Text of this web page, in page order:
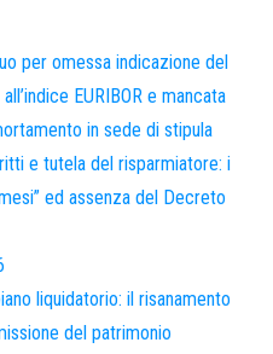
per omessa indicazione del
EURIBOR e mancata
in sede di stipula
e tutela del risparmiatore: i
ed assenza del Decreto
liquidatorio: il risanamento
del patrimonio